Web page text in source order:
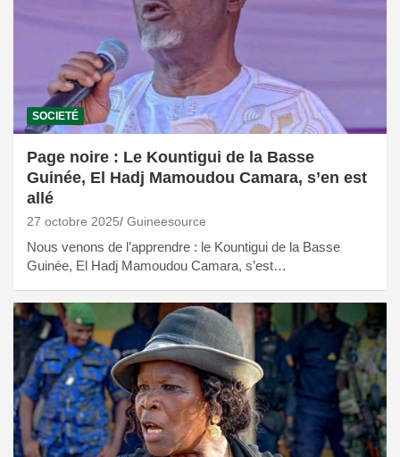
SOCIETÉ
Page noire : Le Kountigui de la Basse
Guinée, El Hadj Mamoudou Camara, s’en est
allé
27 octobre 2025 Guineesource
Nous venons de l’apprendre : le Kountigui de la Basse
Guinée, El Hadj Mamoudou Camara, s’est…